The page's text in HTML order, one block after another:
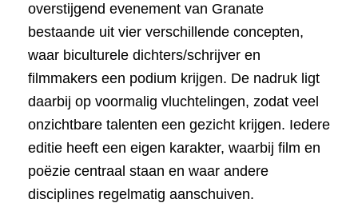
overstijgend evenement van Granate
bestaande uit vier verschillende concepten,
waar biculturele dichters/schrijver en
filmmakers een podium krijgen. De nadruk ligt
daarbij op voormalig vluchtelingen, zodat veel
onzichtbare talenten een gezicht krijgen. Iedere
editie heeft een eigen karakter, waarbij film en
poëzie centraal staan en waar andere
disciplines regelmatig aanschuiven.